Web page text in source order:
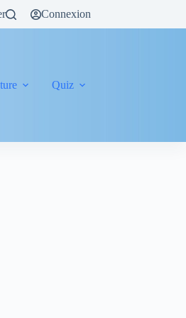
Connexion
Quiz